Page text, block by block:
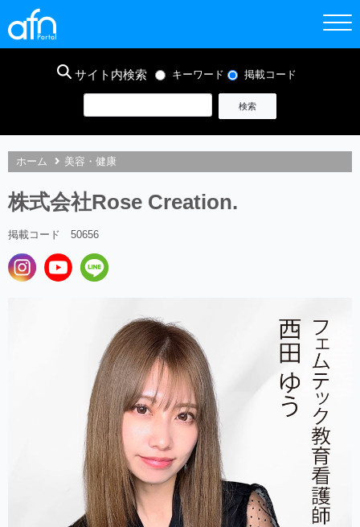
サイト内検索 キーワード 掲載コード
ホーム 美容・健康
株式会社Rose Creation.
掲載コード 50656